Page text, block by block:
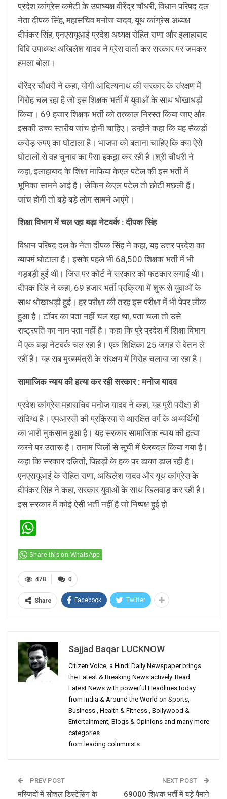
प्रदेश कांग्रेस कमेटी के उपाध्यक्ष वीरेंद्र चौधरी, विधान परिषद दल
नेता दीपक सिंह, महासचिव मनोज यादव, यूथ कांग्रेस अध्यक्ष
दीपंकर सिंह, एनएसयूआई प्रदेश अध्यक्ष रोहित राणा और इलाहाबाद
विवि उपाध्यक्ष अखिलेश यादव ने प्रेस वार्ता कर सरकार पर जमकर
हमला बोला।
बीरेंद्र चौधरी ने कहा, योगी आदित्यनाथ की सरकार के संरक्षण में
गिरोह चल रहा है जो इस शिक्षक भर्ती में युवाओं के साथ धोखाधड़ी
किया। 69 हजार शिक्षक भर्ती को तत्काल निरस्त किया जाए और
इसकी उच्च स्तरीय जांच होनी चाहिए। उन्होंने कहा कि यह सैकड़ों
करोड़ रुपए का घोटाला है। भाजपा को बताना चाहिए कि क्या ऐसे
घोटालों से वह चुनाव का पैसा इकठ्ठा कर रही है।श्री चौधरी ने
कहा, इलाहाबाद के शिक्षा माफिया केएल पटेल की इस भर्ती में
भूमिका सामने आई है। लेकिन केएल पटेल तो छोटी मछली हैं।
जांच होगी तो बड़े बड़े लोग सामने आएंगे।
शिक्षा विभाग में चल रहा बड़ा नेटवर्क : दीपक सिंह
विधान परिषद दल के नेता दीपक सिंह ने कहा, यह उत्तर प्रदेश का
व्यापमं घोटाला है। इसके पहले भी 68,500 शिक्षक भर्ती में भी
गड़बड़ी हुई थी। जिस पर कोर्ट ने सरकार को फटकार लगाई थी।
दीपक सिंह ने कहा, 69 हजार भर्ती प्रक्रिया में शुरू से युवाओं के
साथ धोखाधड़ी हुई। हर परीक्षा की तरह इस परीक्षा में भी पेपर लीक
हुआ है। टॉपर का पता नहीं चल रहा था, पता चला तो उसे
राष्ट्रपति का नाम पता नहीं है। कहा कि पूरे प्रदेश में शिक्षा विभाग
में एक बड़ा नेटवर्क चल रहा है। एक शिक्षिका 25 जगह से वेतन ले
रहीं हैं। यह सब मुख्यमंत्री के संरक्षण में गिरोह चलाया जा रहा है।
सामाजिक न्याय की हत्या कर रही सरकार : मनोज यादव
प्रदेश कांग्रेस महासचिव मनोज यादव ने कहा, यह पूरी परीक्षा ही
संदिग्ध है। एमआरसी की प्रक्रिया से आरक्षित वर्ग के अभ्यर्थियों
का भारी नुकसान हुआ है। यह सरकार सामाजिक न्याय की हत्या
करने पर उतारू है। तमाम जिलों से सूची में फेरबदल किया गया है।
कहा कि सरकार दलितों, पिछड़ों के हक पर डाका डाल रही है।
एनएसयूआई के रोहित राणा, अखिलेश यादव और यूथ कांग्रेस के
दीपंकर सिंह ने कहा, सरकार युवाओं के साथ खिलवाड़ कर रही है।
इस सरकार में कोई ऐसी भर्ती नहीं है जो निष्पक्ष हुई हो
Share this on WhatsApp
0
478
Share Facebook Twitter
Sajjad Baqar LUCKNOW
Citizen Voice, a Hindi Daily Newspaper brings
the Latest & Breaking News actively. Read
Latest News with powerful Headlines today
from India & Around the World on Sports,
Business , Health & Fitness , Bollywood &
Entertainment, Blogs & Opinions and many more
categories
from leading columnists.
PREV POST
मस्जिदों में सोशल डिस्टेंसिंग के
NEXT POST
69000 शिक्षक भर्ती में बड़े पैमाने